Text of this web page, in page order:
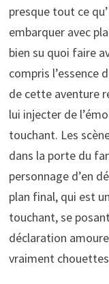
presque tout ce
embarquer avec
bien su quoi faire
compris l’essence
de cette aventure
lui injecter de
touchant. Les
dans la porte du
personnage d’en
plan final, qui est
touchant, se
déclaration
vraiment